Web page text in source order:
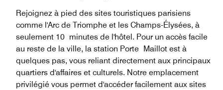
Rejoignez à pied des sites touristiques parisiens
comme l'Arc de Triomphe et les Champs-Élysées, à
seulement 10 minutes de l'hôtel. Pour un accès facile
au reste de la ville, la station Porte Maillot est à
quelques pas, vous reliant directement aux principaux
quartiers d'affaires et culturels. Notre emplacement
privilégié vous permet d'accéder facilement aux sites